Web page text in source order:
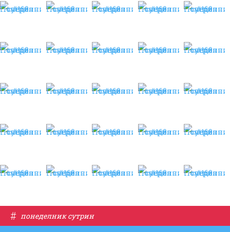
# понеделник сутрин